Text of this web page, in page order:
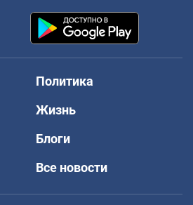
Политика
Жизнь
Блоги
Все новости